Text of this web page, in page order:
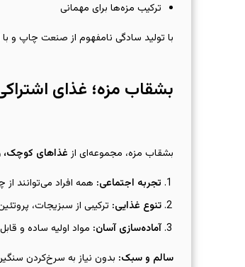
ترکیب مزه‌ها برای مهمانی
با تولید سادگی نامفهوم از صنعت چاپ و
بشقاب مزه؛ غذای
بشقاب مزه، مجموعه‌ای از غذاهای کوچک،
تجربه اجتماعی: همه افراد می‌توانند
تنوع غذایی: ترکیبی از سبزیجات،
آماده‌سازی آسان: مواد اولیه ساده و
سالم و سبک: بدون نیاز به سرخ‌کردن